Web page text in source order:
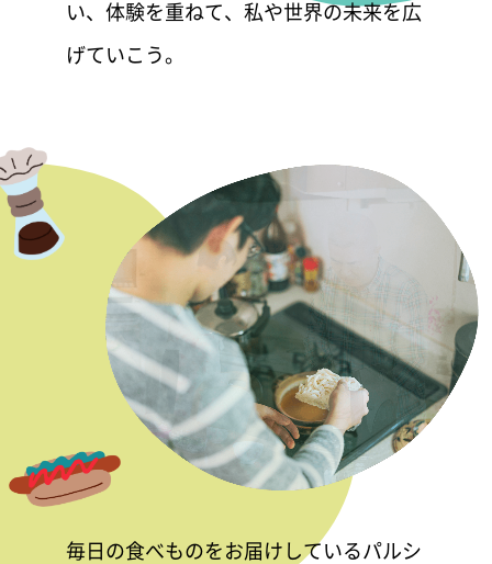
い、体験を重ねて、私や世界の未来を広
げていこう。
毎日の食べものをお届けしているパルシ